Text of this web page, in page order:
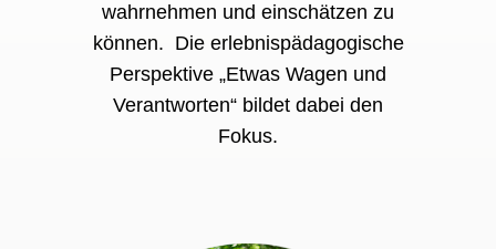
wahrnehmen und einschätzen zu
können. Die erlebnispädagogische
Perspektive „Etwas Wagen und
Verantworten“ bildet dabei den
Fokus.